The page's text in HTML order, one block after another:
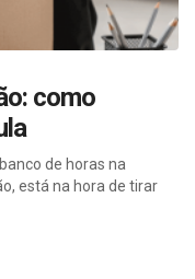
como
de horas na
está na hora de tirar